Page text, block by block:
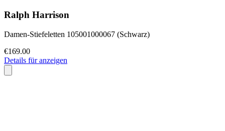
Ralph Harrison
Damen-Stiefeletten 105001000067 (Schwarz)
€169.00
Details für anzeigen